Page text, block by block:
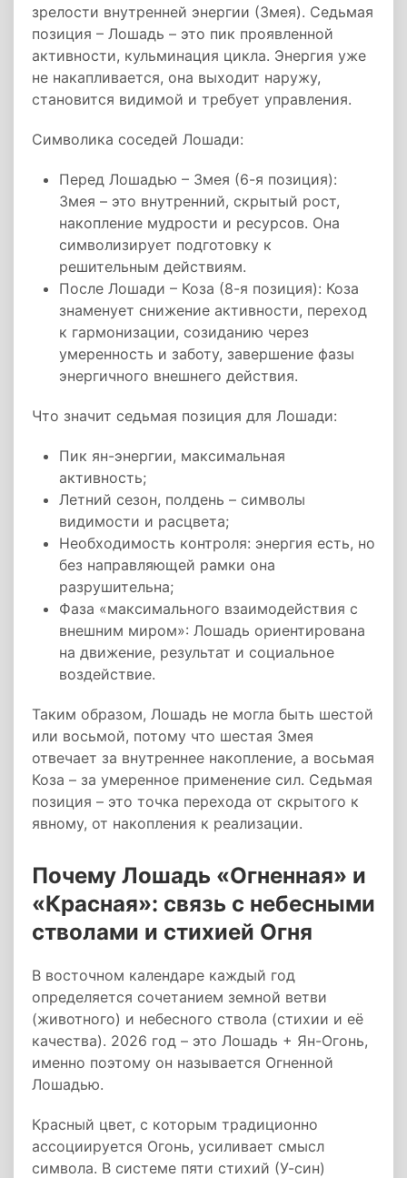
зрелости внутренней энергии (Змея). Седьмая
позиция – Лошадь – это пик проявленной
активности, кульминация цикла. Энергия уже
не накапливается, она выходит наружу,
становится видимой и требует управления.
Символика соседей Лошади:
Перед Лошадью – Змея (6-я позиция):
Змея – это внутренний, скрытый рост,
накопление мудрости и ресурсов. Она
символизирует подготовку к
решительным действиям.
После Лошади – Коза (8-я позиция): Коза
знаменует снижение активности, переход
к гармонизации, созиданию через
умеренность и заботу, завершение фазы
энергичного внешнего действия.
Что значит седьмая позиция для Лошади:
Пик ян-энергии, максимальная
активность;
Летний сезон, полдень – символы
видимости и расцвета;
Необходимость контроля: энергия есть, но
без направляющей рамки она
разрушительна;
Фаза «максимального взаимодействия с
внешним миром»: Лошадь ориентирована
на движение, результат и социальное
воздействие.
Таким образом, Лошадь не могла быть шестой
или восьмой, потому что шестая Змея
отвечает за внутреннее накопление, а восьмая
Коза – за умеренное применение сил. Седьмая
позиция – это точка перехода от скрытого к
явному, от накопления к реализации.
Почему Лошадь «Огненная» и
«Красная»: связь с небесными
стволами и стихией Огня
В восточном календаре каждый год
определяется сочетанием земной ветви
(животного) и небесного ствола (стихии и её
качества). 2026 год – это Лошадь + Ян-Огонь,
именно поэтому он называется Огненной
Лошадью.
Красный цвет, с которым традиционно
ассоциируется Огонь, усиливает смысл
символа. В системе пяти стихий (У-син)